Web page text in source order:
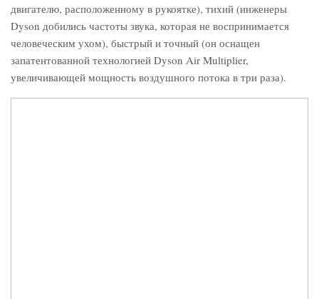
двигателю, расположенному в рукоятке), тихий (инженеры
Dyson добились частоты звука, которая не воспринимается
человеческим ухом), быстрый и точный (он оснащен
запатентованной технологией Dyson Air Multiplier,
увеличивающей мощность воздушного потока в три раза).